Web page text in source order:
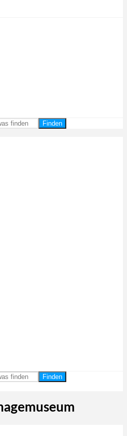
Finden
Finden